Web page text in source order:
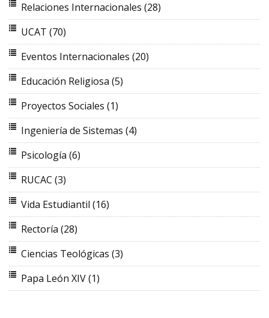
Relaciones Internacionales (28)
UCAT (70)
Eventos Internacionales (20)
Educación Religiosa (5)
Proyectos Sociales (1)
Ingeniería de Sistemas (4)
Psicología (6)
RUCAC (3)
Vida Estudiantil (16)
Rectoría (28)
Ciencias Teológicas (3)
Papa León XIV(1)